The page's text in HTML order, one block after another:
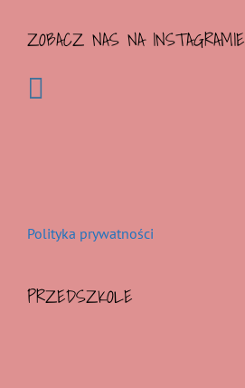
ZOBACZ NAS NA INSTAGRAMIE
Polityka prywatności
PRZEDSZKOLE